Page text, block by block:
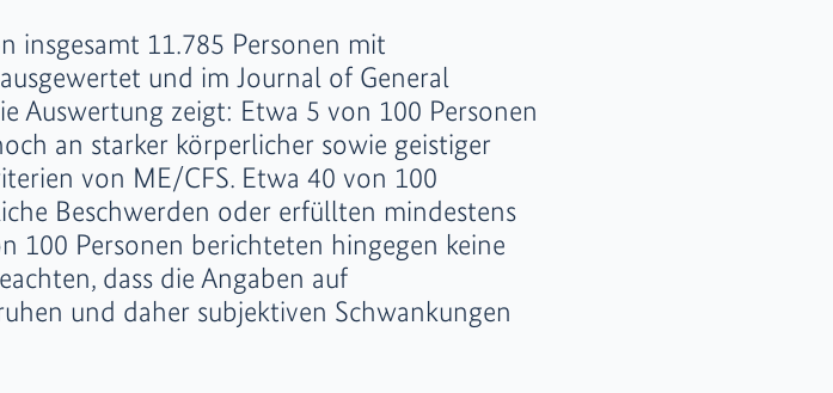
insgesamt 11.785 Personen mit
und im Journal of General
Auswertung zeigt: Etwa 5 von 100 Personen
an starker körperlicher sowie geistiger
von ME/CFS. Etwa 40 von 100
Beschwerden oder erfüllten mindestens
100 Personen berichteten hingegen keine
dass die Angaben auf
und daher subjektiven Schwankungen